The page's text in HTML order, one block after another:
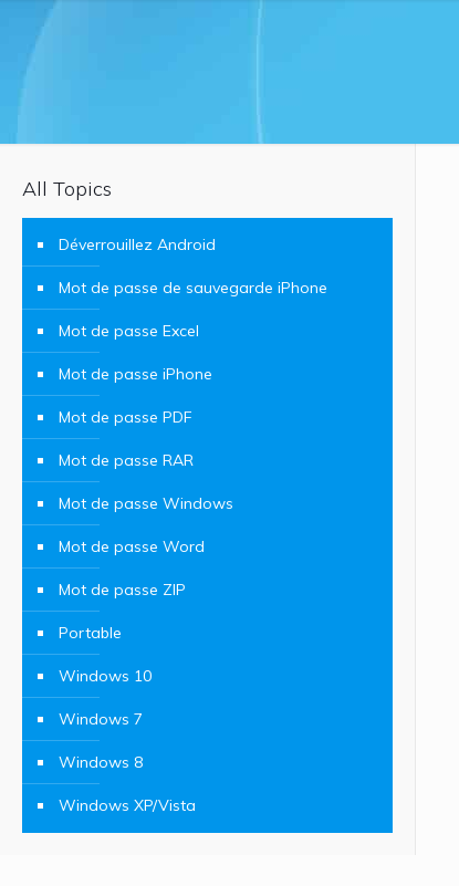
All Topics
Déverrouillez Android
Mot de passe de sauvegarde iPhone
Mot de passe Excel
Mot de passe iPhone
Mot de passe PDF
Mot de passe RAR
Mot de passe Windows
Mot de passe Word
Mot de passe ZIP
Portable
Windows 10
Windows 7
Windows 8
Windows XP/Vista